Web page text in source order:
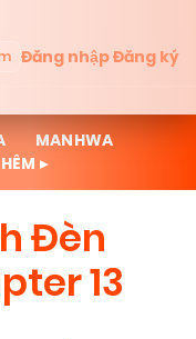
Đăng nhậpĐăng ký
MANHWA
▸
Đèn
13